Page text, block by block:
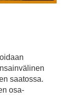
saatossa.
osa-